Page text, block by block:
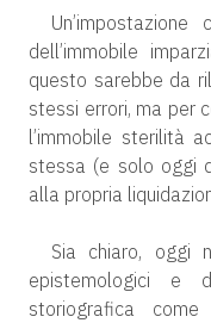
dell’immobile
questo sarebbe da
stessi errori, ma per
l’immobile sterilità
stessa (e solo oggi
alla propria
Sia chiaro, oggi
epistemologici e
storiografica